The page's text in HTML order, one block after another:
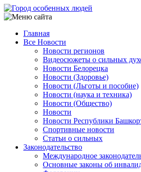
Перейти
к
содержанию
Main
navigation
Главная
Все Новости
Новости регионов
Видеосюжеты о сильных
Новости Белорецка
Новости (Здоровье)
Новости (Льготы и пособие)
Новости (наука и техника)
Новости (Общество)
Новости
Новости Республики
Спортивные новости
Статьи о сильных
Законодательство
Международное
Основные законы об